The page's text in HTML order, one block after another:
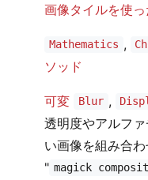
画像タイルを使
Mathematics ,
ソッド
可変 Blur ,
透明度やアルフ
い画像を組み合
" magick